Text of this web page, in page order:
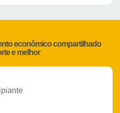
econômico compartilhado
e melhor